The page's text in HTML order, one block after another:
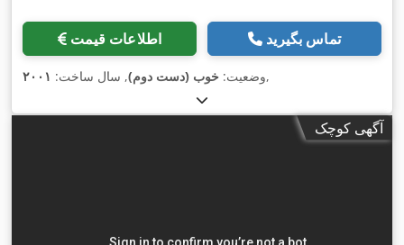
اطلاعات قیمت تماس بگیرید
وضعیت: خوب (دست دوم), سال ساخت: ۲۰۰۱ ,
آگهی کوچک